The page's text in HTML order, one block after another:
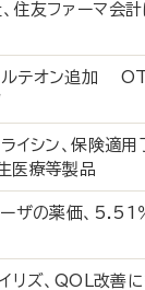
、住友ファーマ
ルテオン追加
ライシン、保険
医療等製品
ペーザの薬価、
リズ、QOL改